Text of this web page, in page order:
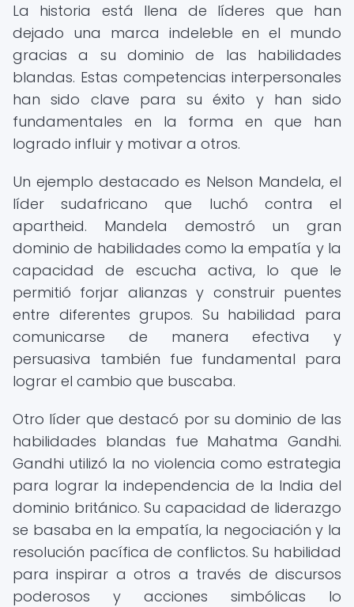
La historia está llena de líderes que han
dejado una marca indeleble en el mundo
gracias a su dominio de las habilidades
blandas. Estas competencias interpersonales
han sido clave para su éxito y han sido
fundamentales en la forma en que han
logrado influir y motivar a otros.
Un ejemplo destacado es Nelson Mandela, el
líder sudafricano que luchó contra el
apartheid. Mandela demostró un gran
dominio de habilidades como la empatía y la
capacidad de escucha activa, lo que le
permitió forjar alianzas y construir puentes
entre diferentes grupos. Su habilidad para
comunicarse de manera efectiva y
persuasiva también fue fundamental para
lograr el cambio que buscaba.
Otro líder que destacó por su dominio de las
habilidades blandas fue Mahatma Gandhi.
Gandhi utilizó la no violencia como estrategia
para lograr la independencia de la India del
dominio británico. Su capacidad de liderazgo
se basaba en la empatía, la negociación y la
resolución pacífica de conflictos. Su habilidad
para inspirar a otros a través de discursos
poderosos y acciones simbólicas lo